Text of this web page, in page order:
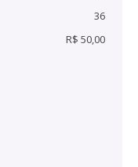
36
R$ 50,00